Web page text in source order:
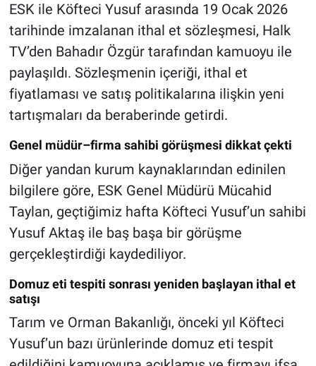
ESK ile Köfteci Yusuf arasında 19 Ocak 2026
tarihinde imzalanan ithal et sözleşmesi, Halk
TV’den Bahadır Özgür tarafından kamuoyu ile
paylaşıldı. Sözleşmenin içeriği, ithal et
fiyatlaması ve satış politikalarına ilişkin yeni
tartışmaları da beraberinde getirdi.
Genel müdür–firma sahibi görüşmesi dikkat çekti
Diğer yandan kurum kaynaklarından edinilen
bilgilere göre, ESK Genel Müdürü Mücahid
Taylan, geçtiğimiz hafta Köfteci Yusuf’un sahibi
Yusuf Aktaş ile baş başa bir görüşme
gerçekleştirdiği kaydediliyor.
Domuz eti tespiti sonrası yeniden başlayan ithal et
satışı
Tarım ve Orman Bakanlığı, önceki yıl Köfteci
Yusuf’un bazı ürünlerinde domuz eti tespit